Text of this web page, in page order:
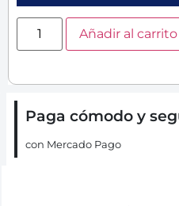
Añadir al carrito
Paga cómodo y
con Mercado Pago